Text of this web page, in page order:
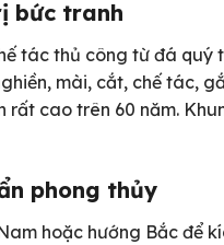
bức tranh
tác thủ công từ đá
mài, cắt, chế tác,
rất cao trên 60 năm.
phong thủy
hoặc hướng Bắc để